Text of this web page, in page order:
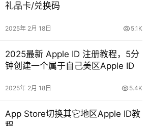
礼品卡/兑换码
2025年 2月 18日 5.1K
2025最新 Apple ID 注册教程，5分
钟创建一个属于自己美区Apple ID
2025年 2月 18日 5.4K
App Store切换其它地区Apple ID教